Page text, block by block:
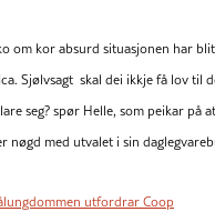
om kor absurd situasjonen har
Sjølvsagt skal dei ikkje få lov til
seg? spør Helle, som peikar på
nøgd med utvalet i sin
utfordrar Coop